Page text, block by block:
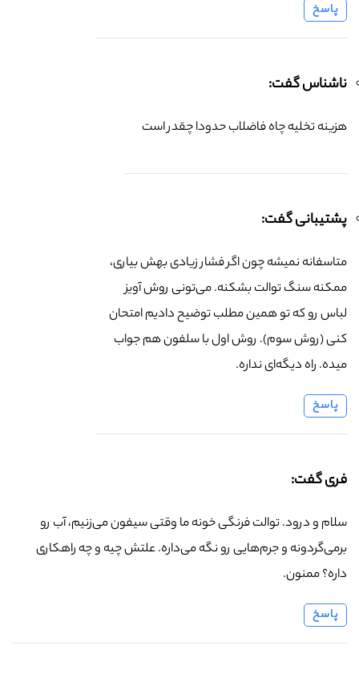
پاسخ
ناشناس گفت:
هزینه تخلیه چاه فاضلاب حدودا چقدر است
پشتیبانی گفت:
متاسفانه نمیشه چون اگر فشار زیادی بهش بیاری،
ممکنه سنگ توالت بشکنه. می‌تونی روش آویز
لباس رو که تو همین مطلب توضیح دادیم امتحان
کنی (روش سوم). روش اول با سلفون هم جواب
میده. راه دیگه‌ای نداره.
پاسخ
فری گفت:
سلام و درود. توالت فرنگی خونه ما وقتی سیفون می‌زنیم، آب رو
برمی‌گردونه و جرم‌هایی رو نگه می‌داره. علتش چیه و چه راهکاری
داره؟ ممنون.
پاسخ